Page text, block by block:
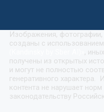
Изображения, фотографии,
созданы с
,
получены из открытых
и могут не полностью
генеративного характера.
контента не нарушает норм
законодательству